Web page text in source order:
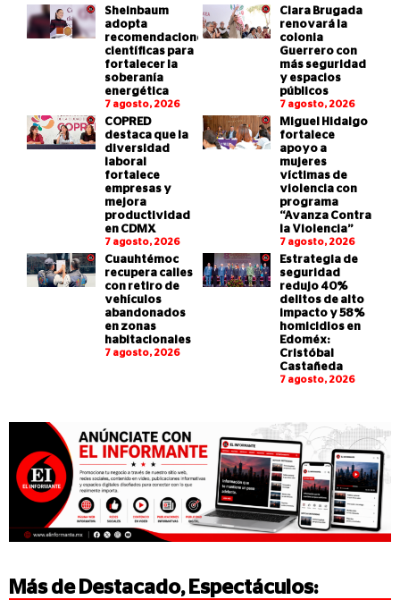
Sheinbaum
adopta
recomendaciones
científicas para
fortalecer la
soberanía
energética
7 agosto, 2026
Clara Brugada
renovará la
colonia
Guerrero con
más seguridad
y espacios
públicos
7 agosto, 2026
COPRED
destaca que la
diversidad
laboral
fortalece
empresas y
mejora
productividad
en CDMX
7 agosto, 2026
Miguel Hidalgo
fortalece
apoyo a
mujeres
víctimas de
violencia con
programa
“Avanza Contra
la Violencia”
7 agosto, 2026
Cuauhtémoc
recupera calles
con retiro de
vehículos
abandonados
en zonas
habitacionales
7 agosto, 2026
Estrategia de
seguridad
redujo 40%
delitos de alto
impacto y 58%
homicidios en
Edoméx:
Cristóbal
Castañeda
7 agosto, 2026
Más de Destacado, Espectáculos: